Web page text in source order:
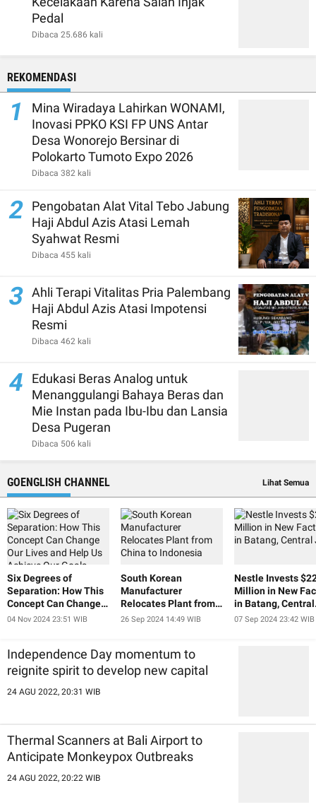
Pedal
Dibaca 25.686 kali
REKOMENDASI
1
Mina Wiradaya Lahirkan WONAMI,
Inovasi PPKO KSI FP UNS Antar
Desa Wonorejo Bersinar di
Polokarto Tumoto Expo 2026
Dibaca 382 kali
2
Pengobatan Alat Vital Tebo Jabung
Haji Abdul Azis Atasi Lemah
Syahwat Resmi
Dibaca 455 kali
3 Ahli Terapi Vitalitas Pria Palembang
Haji Abdul Azis Atasi Impotensi
Resmi
Dibaca 462 kali
4
Edukasi Beras Analog untuk
Menanggulangi Bahaya Beras dan
Mie Instan pada Ibu-Ibu dan Lansia
Desa Pugeran
Dibaca 506 kali
GOENGLISH CHANNEL Lihat Semua
Six Degrees of
Separation: How This
Concept Can Change
Our Lives and Help Us
04 Nov 2024 23:51 WIB
South Korean
Manufacturer
Relocates Plant from
China to Indonesia
26 Sep 2024 14:49 WIB
Nestle Invests
Million in New
in Batang, Central
Java
07 Sep 2024 23:42 WIB
Independence Day momentum to
reignite spirit to develop new capital
24 AGU 2022, 20:31 WIB
Thermal Scanners at Bali Airport to
Anticipate Monkeypox Outbreaks
24 AGU 2022, 20:22 WIB